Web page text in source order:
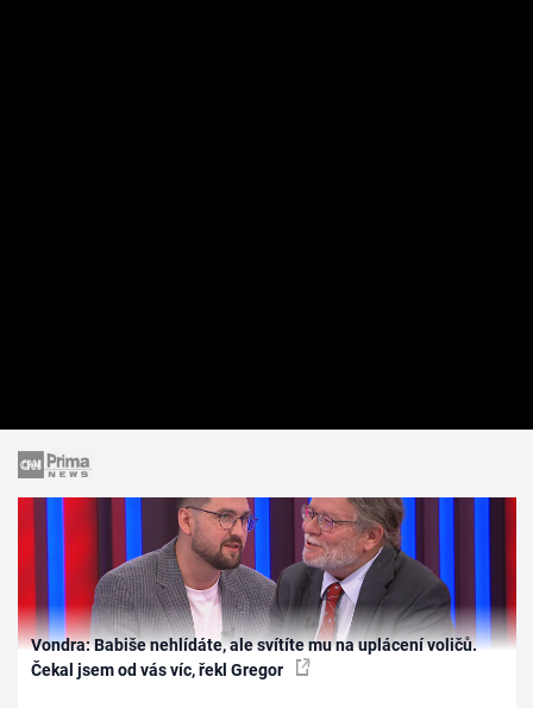
Vondra: Babiše nehlídáte, ale svítíte mu na uplácení voličů.
Čekal jsem od vás víc, řekl Gregor